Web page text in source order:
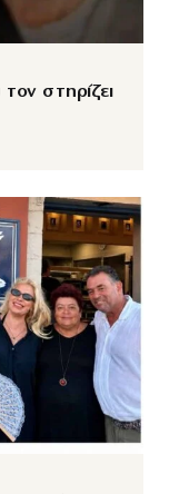
στηρίζει